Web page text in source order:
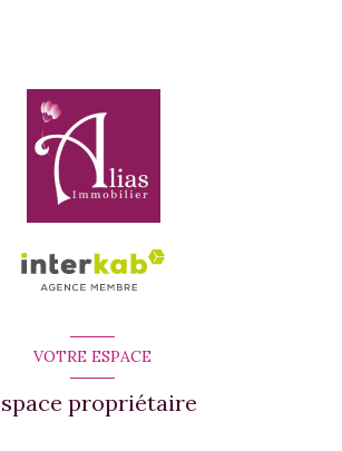
VOTRE ESPACE
propriétaire